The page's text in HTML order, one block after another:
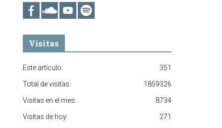
Visitas
351
Este artículo:
1859326
Total de visitas:
8734
Visitas en el mes:
271
Visitas de hoy: